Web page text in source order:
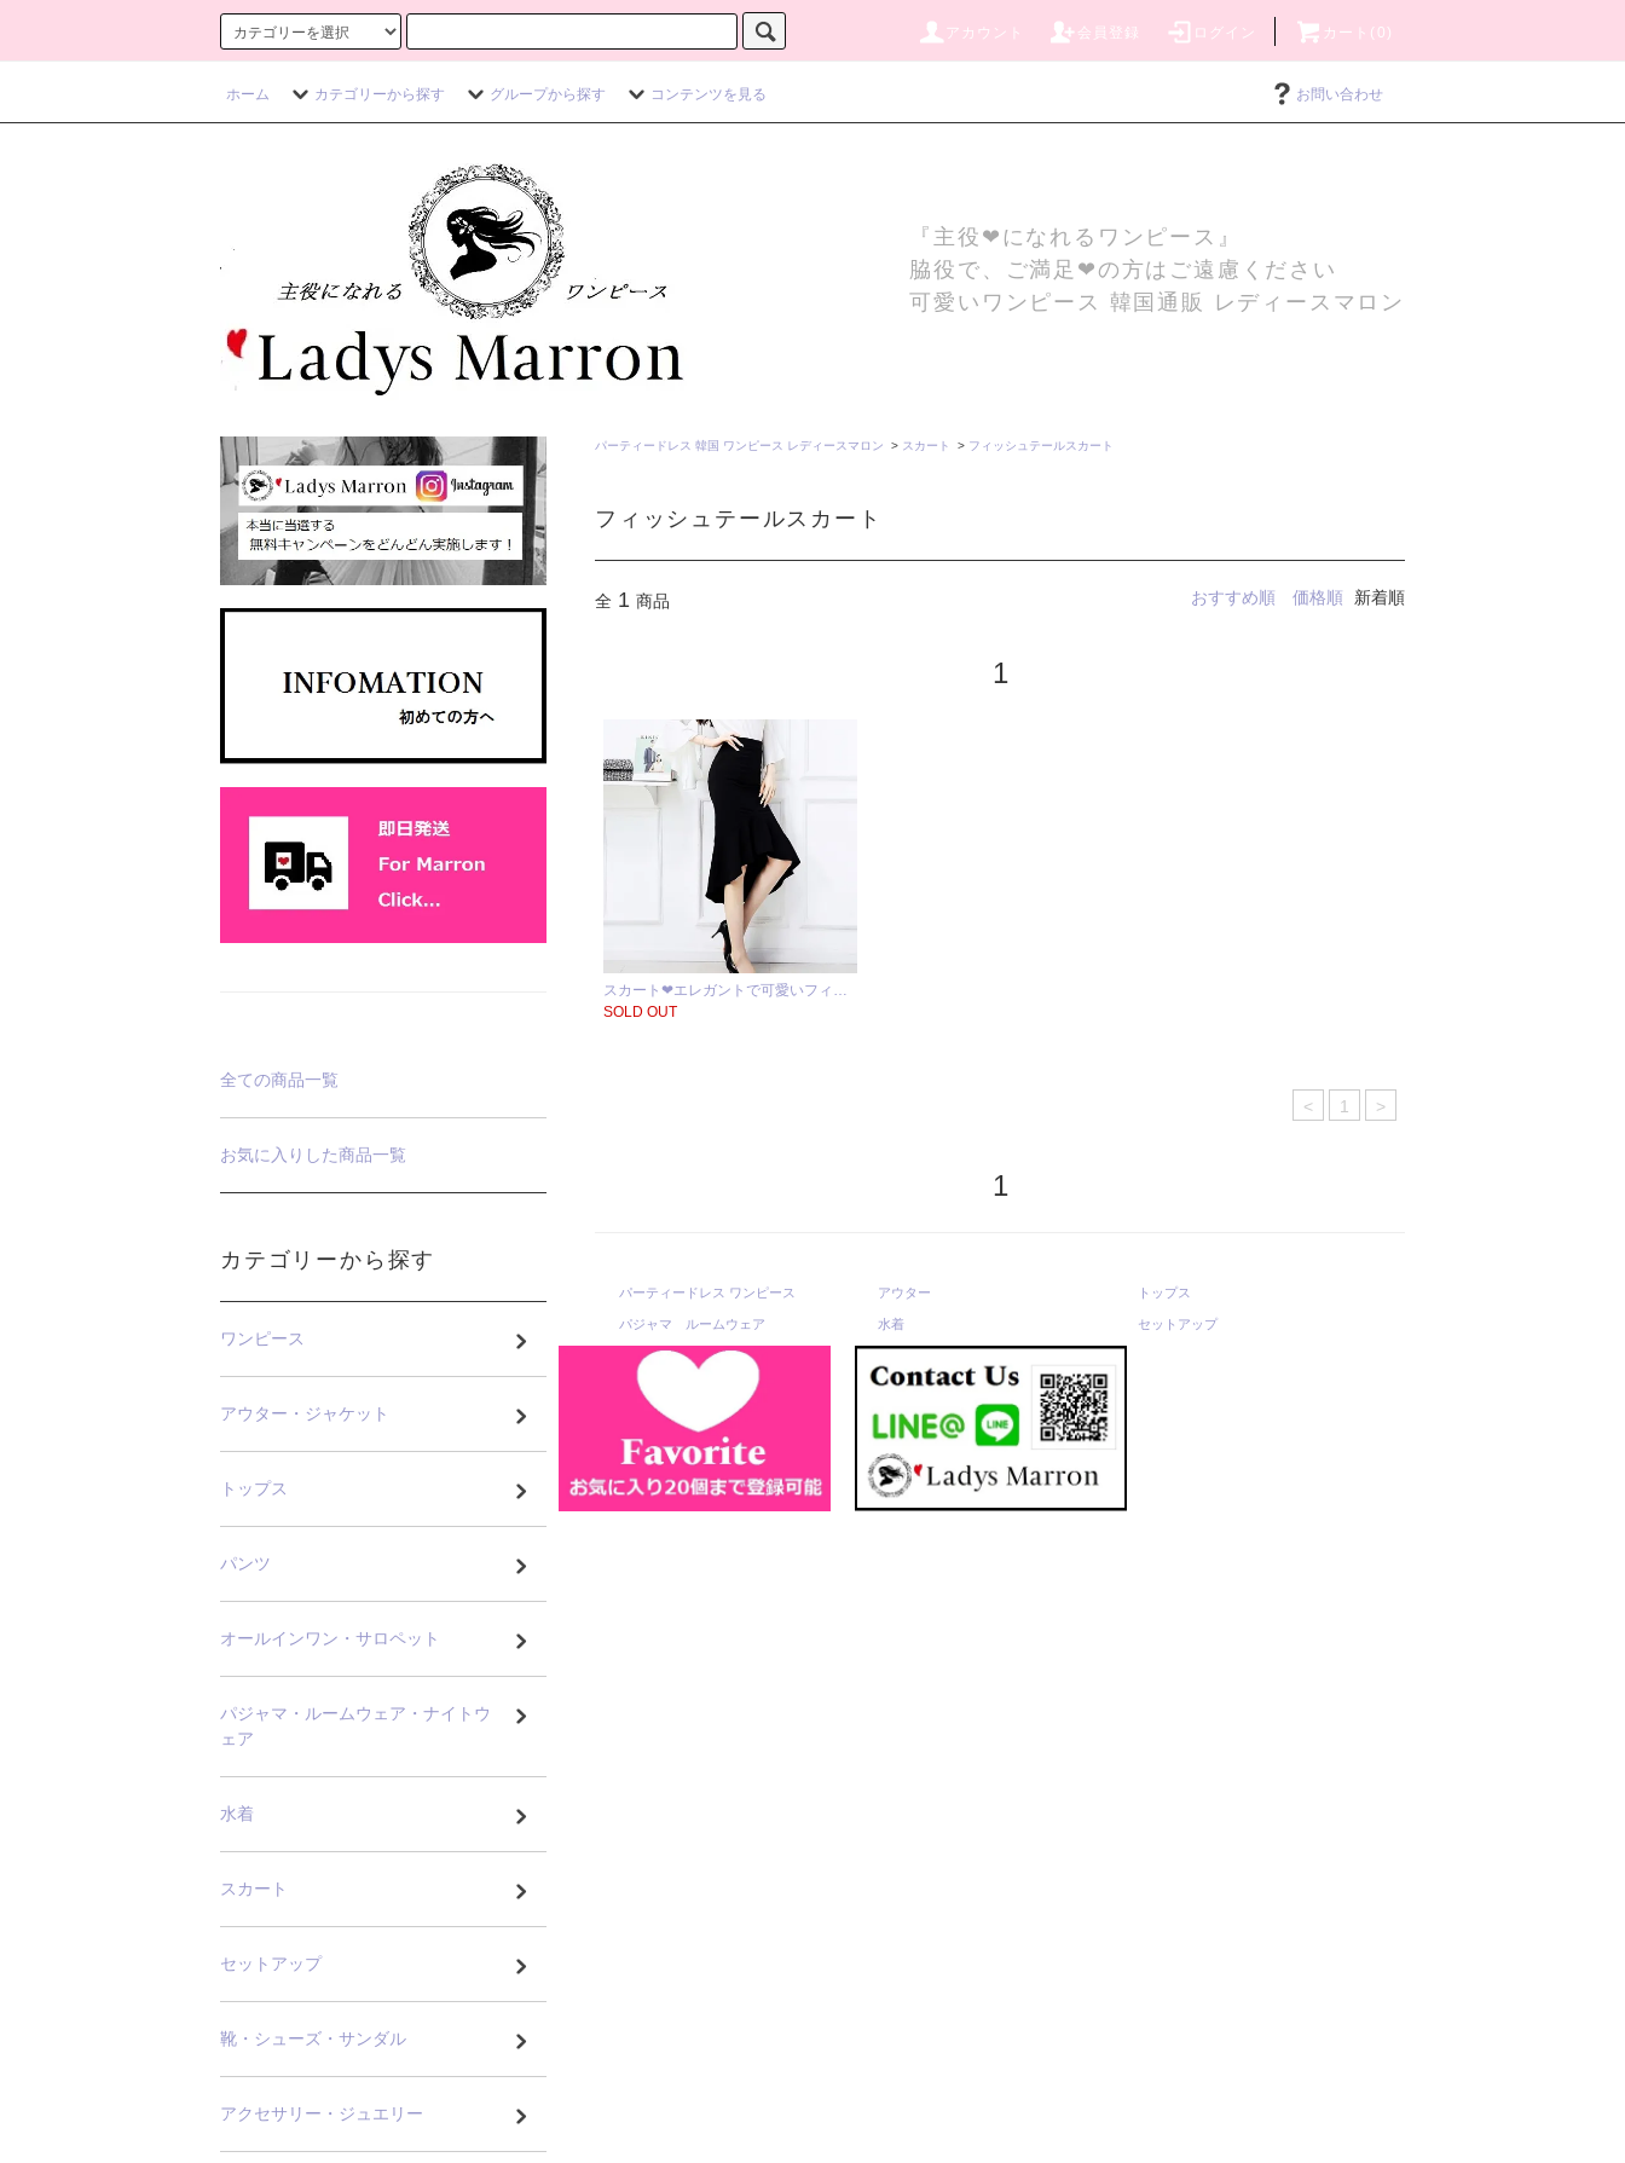
アカウント 会員登録 ログイン カート(0)
ホーム カテゴリーから探す グループから探す コンテンツを見る お問い合わせ
『主役❤になれるワンピース』
脇役で、ご満足❤の方はご遠慮ください
可愛いワンピース 韓国通販 レディースマロン
パーティードレス 韓国 ワンピース レディースマロン > スカート > フィッシュテールスカート
フィッシュテールスカート
全 1 商品 おすすめ順 価格順 新着順
1
スカート❤エレガントで可愛いフィ…
SOLD OUT
< 1 >
1
パーティードレス ワンピース アウター トップス
パジャマ ルームウェア 水着 セットアップ
全ての商品一覧
お気に入りした商品一覧
カテゴリーから探す
ワンピース
アウター・ジャケット
トップス
パンツ
オールインワン・サロペット
パジャマ・ルームウェア・ナイトウ
ェア
水着
スカート
セットアップ
靴・シューズ・サンダル
アクセサリー・ジュエリー